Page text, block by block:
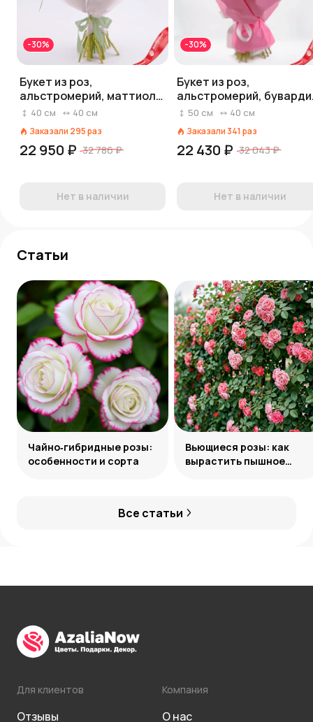
-30%
Букет из роз,
альстромерий, маттиол
«Восхитительно»
40 см 40 см
Заказали 295раз
22 950 ₽ 32 786 ₽
Нет в наличии
-30%
Букет из роз,
альстромерий,
«Розы в розовом»
50 см 40 см
Заказали 341 раз
22 430 ₽ 32 043 ₽
Нет в наличии
Статьи
Все статьи
Чайно‑гибридные розы:
особенности и сорта
Вьющиеся розы: как
вырастить пышное
Для клиентов
Отзывы
Компания
О нас